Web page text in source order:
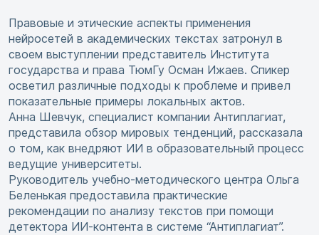
Правовые и этические аспекты применения
нейросетей в академических текстах затронул в
своем выступлении представитель Института
государства и права ТюмГу Осман Ижаев. Спикер
осветил различные подходы к проблеме и привел
показательные примеры локальных актов.
Анна Шевчук, специалист компании Антиплагиат,
представила обзор мировых тенденций, рассказала
о том, как внедряют ИИ в образовательный процесс
ведущие университеты.
Руководитель учебно-методического центра Ольга
Беленькая предоставила практические
рекомендации по анализу текстов при помощи
детектора ИИ-контента в системе “Антиплагиат”.